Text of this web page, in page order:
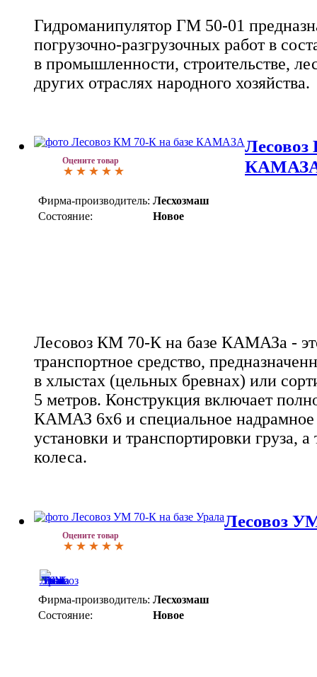
Гидроманипулятор ГМ 50-01
погрузочно-разгрузочных работ в
в промышленности, строительстве,
других отраслях народного хозяйства.
Оцените товар
Фирма-производитель: Лесхозмаш
Состояние:
Новое
Лесовоз КМ 70-К на базе КАМАЗа -
транспортное средство,
в хлыстах (цельных бревнах) или
5 метров. Конструкция включает
КАМАЗ 6x6 и специальное надрамное
установки и транспортировки груза,
колеса.
Оцените товар
Лесовоз
Фирма-производитель: Лесхозмаш
Состояние:
Новое